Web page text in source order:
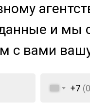
и мы
с вами
+7